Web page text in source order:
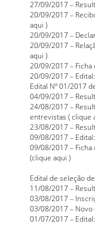
27/09/2017 –
20/09/2017 –
aqui )
20/09/2017 –
20/09/2017 –
aqui )
20/09/2017 – Ficha
20/09/2017 –
Edital Nº 01/2017
04/09/2017 –
24/08/2017 –
entrevistas (clique
23/08/2017 –
09/08/2017 –
09/08/2017 – Ficha
(clique aqui )
Edital de seleção
11/08/2017 –
03/08/2017 –
03/08/2017 – Novo
01/07/2017 –